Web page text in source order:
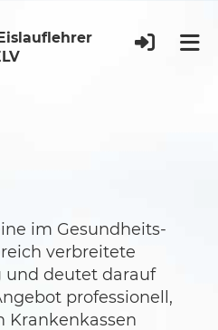
im Gesundheits-
verbreitete
und deutet darauf
professionell,
Krankenkassen